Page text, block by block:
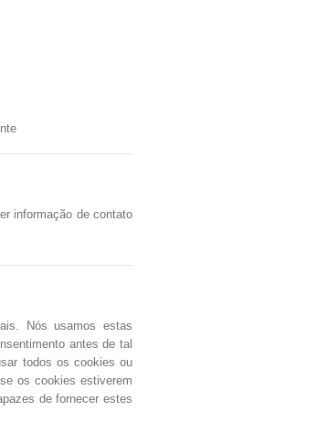
informação de contato
Nós usamos estas
antes de tal
todos os cookies ou
os cookies estiverem
de fornecer estes